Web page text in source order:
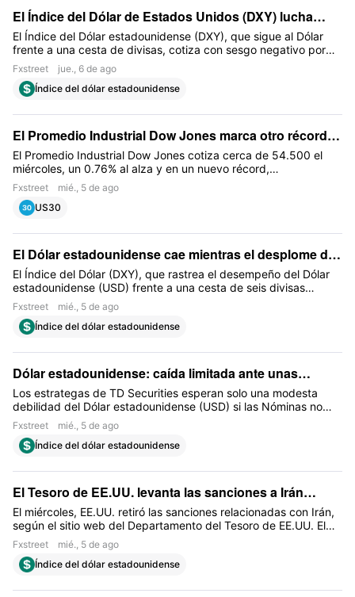
El Índice del Dólar de Estados Unidos (DXY) lucha
cerca de 99.65 y se mantiene próximo a un mínimo de
varias semanas
El Índice del Dólar estadounidense (DXY), que sigue al Dólar
frente a una cesta de divisas, cotiza con sesgo negativo por
tercer día consecutivo y ronda la región de 99.65 durante la
sesión asiática del jueves
Índice del dólar estadounidense
Fxstreet jue., 6 de ago
El Promedio Industrial Dow Jones marca otro récord
en los términos de Teherán
El Promedio Industrial Dow Jones cotiza cerca de 54.500 el
miércoles, un 0.76% al alza y en un nuevo récord,
aproximadamente 1.400 puntos por encima del máximo que
marcó a principios de julio. La demanda se apoya en la
reapertura del Estrecho de Ormuz en cuestión de días,
ataques y apuntara a conversaciones
US30
Fxstreet mié., 5 de ago
El Dólar estadounidense cae mientras el desplome del
ADP compensa la fortaleza de los servicios
El Índice del Dólar (DXY), que rastrea el desempeño del Dólar
estadounidense (USD) frente a una cesta de seis divisas
principales, cotiza modestamente a la baja cerca de 99.80 el
miércoles, perdiendo alrededor de un 0.15% tras una tanda de
datos de Estados Unidos (EE.UU.) con tintes de estanflación.
Índice del dólar estadounidense
Fxstreet mié., 5 de ago
Dólar estadounidense: caída limitada ante unas
nóminas más débiles – TD Securities
Los estrategas de TD Securities esperan solo una modesta
debilidad del Dólar estadounidense (USD) si las Nóminas no
Agrícolas de julio o la tasa de desempleo decepcionan.
Índice del dólar estadounidense
Fxstreet mié., 5 de ago
El Tesoro de EE.UU. levanta las sanciones a Irán
mientras las esperanzas de un acuerdo ganan impulso
El miércoles, EE.UU. retiró las sanciones relacionadas con Irán,
según el sitio web del Departamento del Tesoro de EE.UU. El
Tesoro de EE.UU. levantó las sanciones impuestas a dos
aeronaves vinculadas al IRGC y a tres aerolíneas
Índice del dólar estadounidense
Fxstreet mié., 5 de ago